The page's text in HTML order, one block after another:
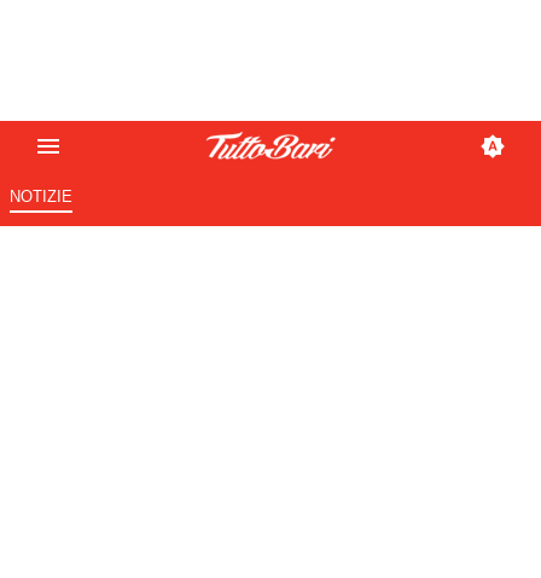
NOTIZIE